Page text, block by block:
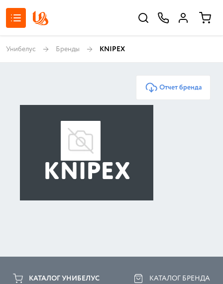
Унибелус Бренды KNIPEX
Отчет бренда
KNIPEX
КАТАЛОГ УНИБЕЛУС КАТАЛОГ БРЕНДА